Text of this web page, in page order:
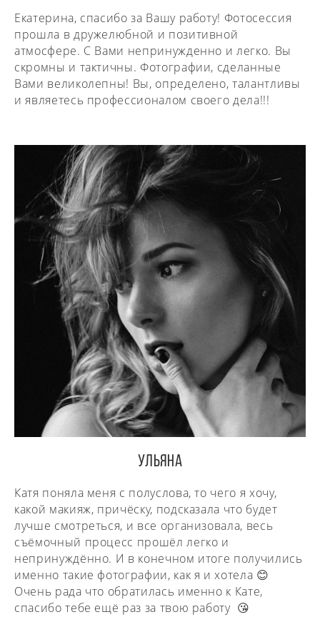
Екатерина, спасибо за Вашу работу! Фотосессия
прошла в дружелюбной и позитивной
атмосфере. С Вами непринужденно и легко. Вы
скромны и тактичны. Фотографии, сделанные
Вами великолепны! Вы, определено, талантливы
и являетесь профессионалом своего дела!!!
Ульяна
Катя поняла меня с полуслова, то чего я хочу,
какой макияж, причёску, подсказала что будет
лучше смотреться, и все организовала, весь
съёмочный процесс прошёл легко и
непринуждённо. И в конечном итоге получились
именно такие фотографии, как я и хотела 😊
Очень рада что обратилась именно к Кате,
спасибо тебе ещё раз за твою работу 😘